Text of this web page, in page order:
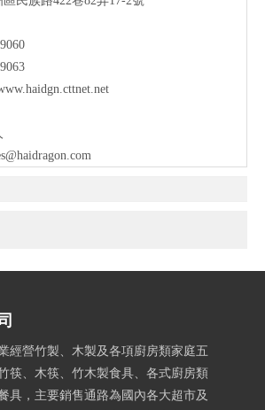
經營竹製、木製及各項廚房類家庭五
筷、木筷、竹木製食具、各式廚房類
具，主要銷售通路為國內各大超市及